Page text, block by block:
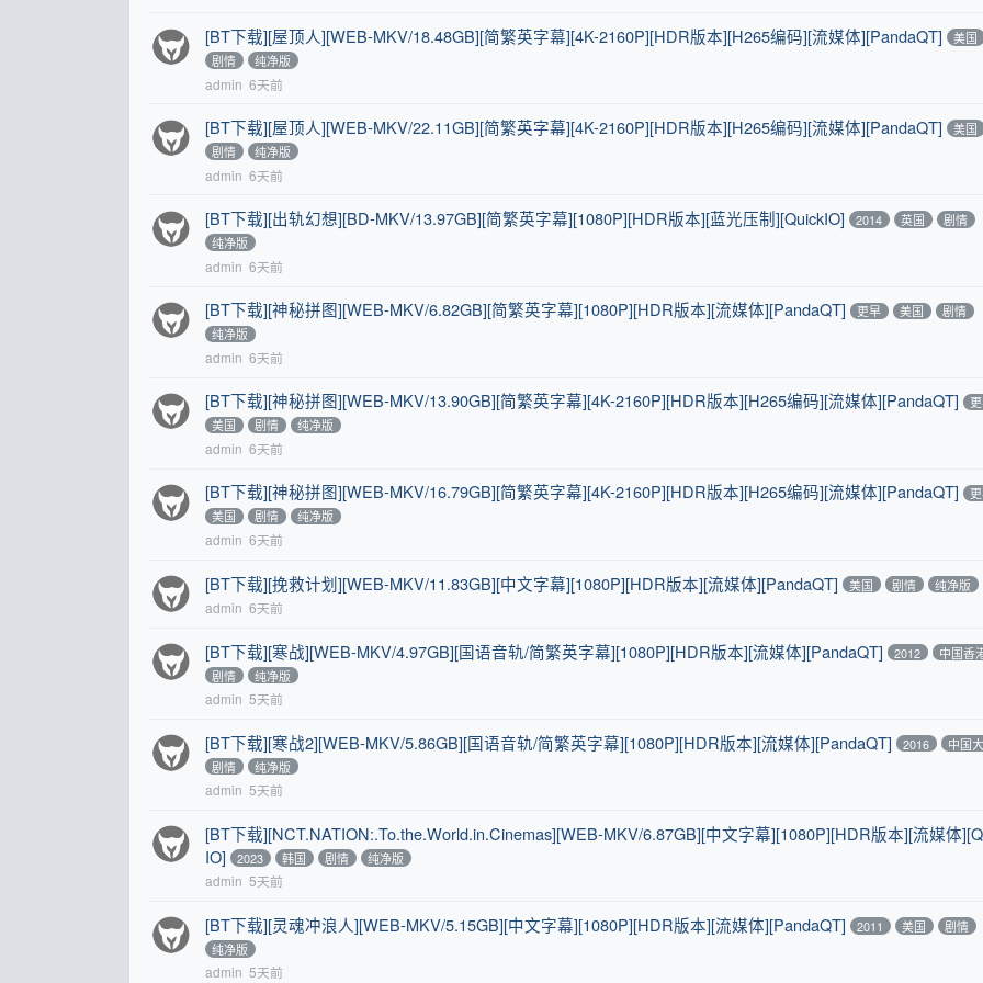
[BT下载][屋顶人][WEB-MKV/18.48GB][简繁英字幕][4K-2160P][HDR版本][H265编码][流媒体][PandaQT]
美国
剧情
纯净版
admin 6天前
[BT下载][屋顶人][WEB-MKV/22.11GB][简繁英字幕][4K-2160P][HDR版本][H265编码][流媒体][PandaQT]
美国
剧情
纯净版
admin 6天前
[BT下载][出轨幻想][BD-MKV/13.97GB][简繁英字幕][1080P][HDR版本][蓝光压制][QuickIO] 2014 英国
剧情
纯净版
admin 6天前
[BT下载][神秘拼图][WEB-MKV/6.82GB][简繁英字幕][1080P][HDR版本][流媒体][PandaQT] 更早 美国
剧情
纯净版
admin 6天前
[BT下载][神秘拼图][WEB-MKV/13.90GB][简繁英字幕][4K-2160P][HDR版本][H265编码][流媒体][PandaQT]
美国
剧情 纯净版
admin 6天前
[BT下载][神秘拼图][WEB-MKV/16.79GB][简繁英字幕][4K-2160P][HDR版本][H265编码][流媒体][PandaQT]
美国
剧情 纯净版
admin 6天前
[BT下载][挽救计划][WEB-MKV/11.83GB][中文字幕][1080P][HDR版本][流媒体][PandaQT] 美国 剧情 纯净版
admin 6天前
[BT下载][寒战][WEB-MKV/4.97GB][国语音轨/简繁英字幕][1080P][HDR版本][流媒体][PandaQT] 2012
中国香
剧情
纯净版
admin 5天前
[BT下载][寒战2][WEB-MKV/5.86GB][国语音轨/简繁英字幕][1080P][HDR版本][流媒体][PandaQT] 2016
中国
剧情
纯净版
admin 5天前
[BT下载][NCT.NATION:.To.the.World.in.Cinemas][WEB-MKV/6.87GB][中文字幕][1080P][HDR版本][流媒体
IO]
2023 韩国 剧情 纯净版
admin 5天前
[BT下载][灵魂冲浪人][WEB-MKV/5.15GB][中文字幕][1080P][HDR版本][流媒体][PandaQT] 2011 美国
剧情
纯净版
admin 5天前